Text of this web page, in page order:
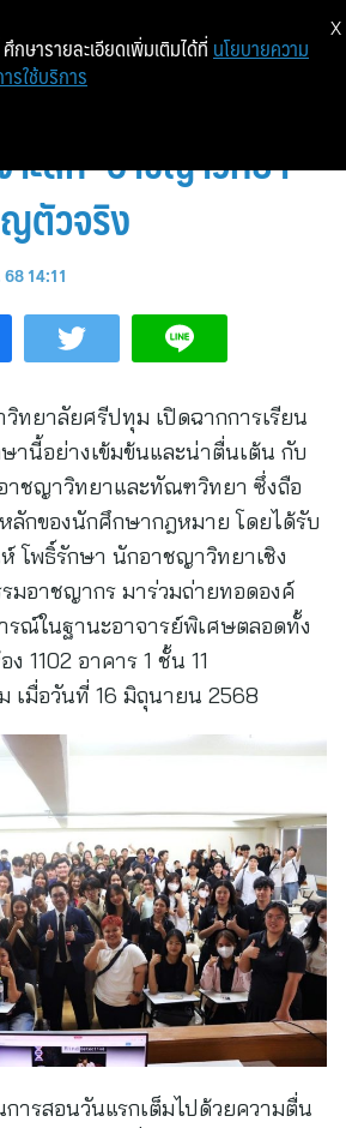
เปิดเทอมวันแรก
ะลึก ‘อาชญาวิทยา’
ตัวจริง
14:11
ทยาลัยศรีปทุม เปิดฉากการเรียน
านี้อย่างเข้มข้นและน่าตื่นเต้น กับ
าชญาวิทยาและทัณฑวิทยา ซึ่งถือ
ลักของนักศึกษากฎหมาย โดยได้รับ
โพธิ์รักษา นักอาชญาวิทยาเชิง
มอาชญากร มาร่วมถ่ายทอดองค์
รณ์ในฐานะอาจารย์พิเศษตลอดทั้ง
1102 อาคาร 1 ชั้น 11
เมื่อวันที่ 16 มิถุนายน 2568
การสอนวันแรกเต็มไปด้วยความตื่น
กษารายละเอียดเพิ่มเติมได้ที่ นโยบายความ
รใช้บริการ
X